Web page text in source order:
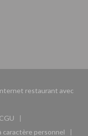
restaurant avec
une nouvelle fenêtre))
nouvelle fenêtre))
CGU
((ouvre une nouvelle
caractère personnel